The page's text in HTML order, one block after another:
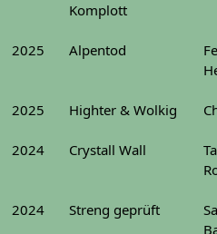
Komplott
2025 Alpentod
2025 Highter & Wolkig
2024 Crystall Wall
2024 Streng geprüft